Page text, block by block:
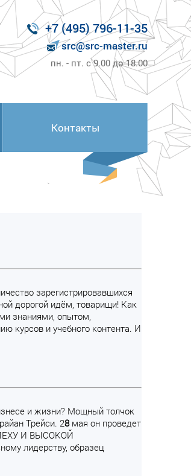
+7 (495) 796-11-35
src@src-master.ru
пн. - пт. с 9.00 до 18.00
Контакты
зарегистрировавшихся
дорогой идём, товарищи! Как
знаниями, опытом,
курсов и учебного контента. И
и жизни? Мощный толчок
Трейси. 28мая он проведет
И ВЫСОКОЙ
лидерству, образец